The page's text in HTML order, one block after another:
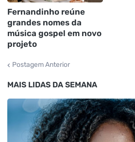
Fernandinho reúne
grandes nomes da
música gospel em novo
projeto
Postagem Anterior
MAIS LIDAS DA SEMANA